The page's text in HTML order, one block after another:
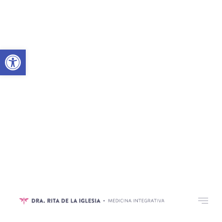
Abrir barra de herramientas